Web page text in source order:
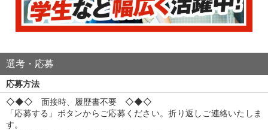
選考・応募
応募方法
◇◆◇ 面接時、履歴書不要 ◇◆◇
「応募する」ボタンからご応募ください。折り返しご連絡いたしま
す。